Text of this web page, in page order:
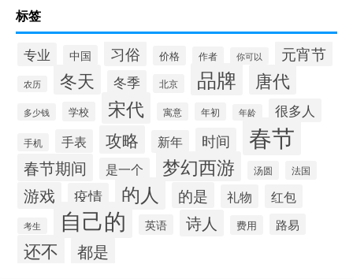
标签
专业 中国 习俗 价格 作者 你可以 元宵节
农历 冬天 冬季 北京 品牌 唐代
多少钱 学校 宋代 寓意 年初 年龄 很多人
手机 手表 攻略 新年 时间 春节
春节期间 是一个 梦幻西游 汤圆 法国
游戏 疫情 的人 的是 礼物 红包
考生 自己的 英语 诗人 费用 路易
还不 都是